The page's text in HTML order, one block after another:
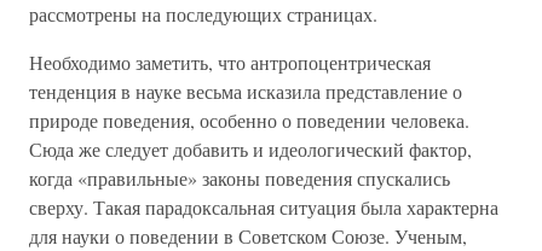
рассмотрены на последующих страницах.
Необходимо заметить, что антропоцентрическая
тенденция в науке весьма исказила представление о
природе поведения, особенно о поведении человека.
Сюда же следует добавить и идеологический фактор,
когда «правильные» законы поведения спускались
сверху. Такая парадоксальная ситуация была характерна
для науки о поведении в Советском Союзе. Ученым,